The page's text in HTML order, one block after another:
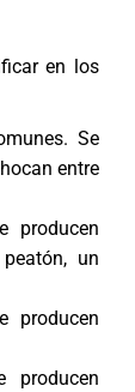
en los
Se
entre
producen
un
producen
producen